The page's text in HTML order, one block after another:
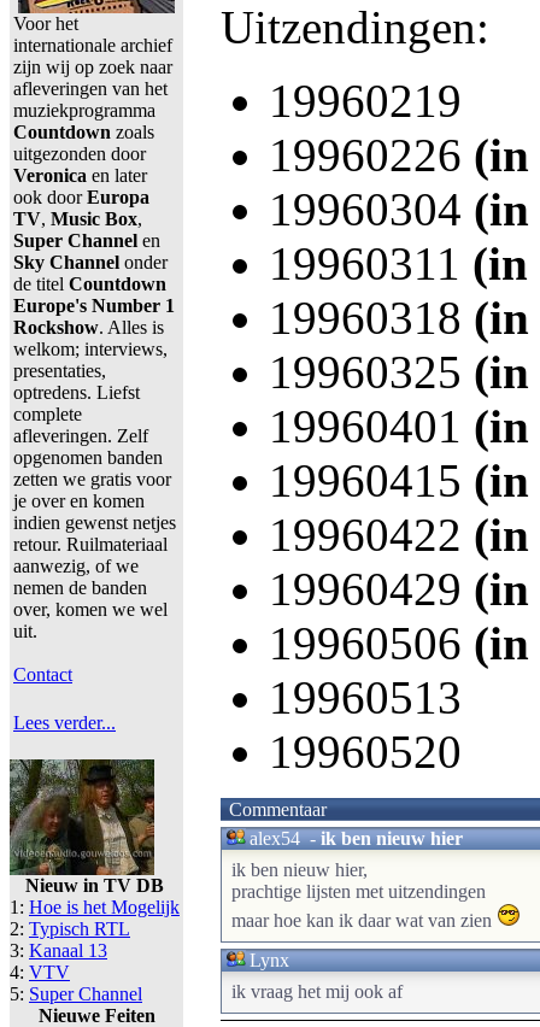
Voor het
internationale archief
zijn wij op zoek naar
afleveringen van het
muziekprogramma
Countdown zoals
uitgezonden door
Veronica en later
ook doorEuropa
TV, Music Box,
Super Channel en
Sky Channel onder
de titel Countdown
Europe's Number 1
Rockshow. Alles is
welkom; interviews,
presentaties,
optredens. Liefst
complete
afleveringen. Zelf
opgenomen banden
zetten we gratis voor
je over en komen
indien gewenst netjes
retour. Ruilmateriaal
aanwezig, of we
nemen de banden
over, komen we wel
uit.
Contact
Lees verder...
Nieuw in TV DB
1: Hoe is het Mogelijk
2: Typisch RTL
3: Kanaal 13
4: VTV
5: Super Channel
Nieuwe Feiten
Uitzendingen:
19960219
19960226 (in
19960304 (in
19960311 (in
19960318 (in
19960325 (in
19960401 (in
19960415 (in
19960422 (in
19960429 (in
19960506 (in
19960513
19960520
Commentaar
alex54-ik ben nieuw hier
ik ben nieuw hier,
prachtige lijsten met uitzendingen
maar hoe kan ik daar wat van zien
Lynx
ik vraag het mij ook af